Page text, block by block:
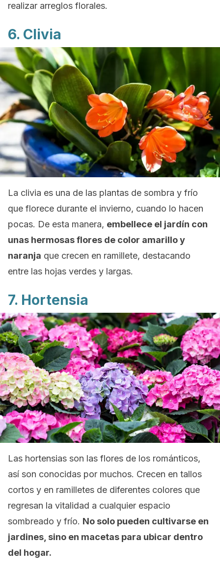
realizar arreglos florales.
6. Clivia
La clivia es una de las plantas de sombra y frío
que florece durante el invierno, cuando lo hacen
pocas. De esta manera, embellece el jardín con
unas hermosas flores de color amarillo y
naranja que crecen en ramillete, destacando
entre las hojas verdes y largas.
7. Hortensia
Las hortensias son las flores de los románticos,
así son conocidas por muchos. Crecen en tallos
cortos y en ramilletes de diferentes colores que
regresan la vitalidad a cualquier espacio
sombreado y frío. No solo pueden cultivarse en
jardines, sino en macetas para ubicar dentro
del hogar.